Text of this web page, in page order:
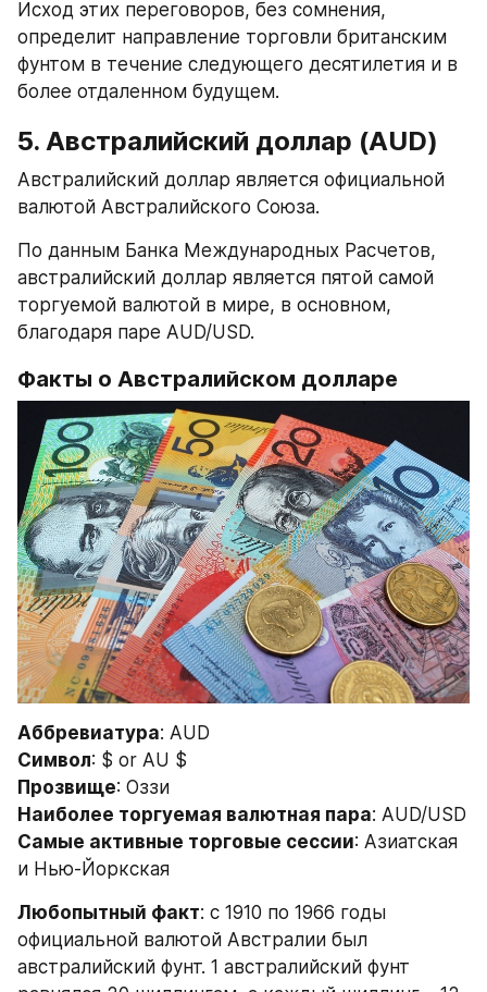
Исход этих переговоров, без сомнения,
определит направление торговли британским
фунтом в течение следующего десятилетия и в
более отдаленном будущем.
5. Австралийский доллар (AUD)
Австралийский доллар является официальной
валютой Австралийского Союза.
По данным Банка Международных Расчетов,
австралийский доллар является пятой самой
торгуемой валютой в мире, в основном,
благодаря паре AUD/USD.
Факты о Австралийском долларе
Аббревиатура: AUD
Символ: $ or AU $
Прозвище: Оззи
Наиболее торгуемая валютная пара: AUD/USD
Самые активные торговые сессии: Азиатская
и Нью-Йоркская
Любопытный факт: с 1910 по 1966 годы
официальной валютой Австралии был
австралийский фунт. 1 австралийский фунт